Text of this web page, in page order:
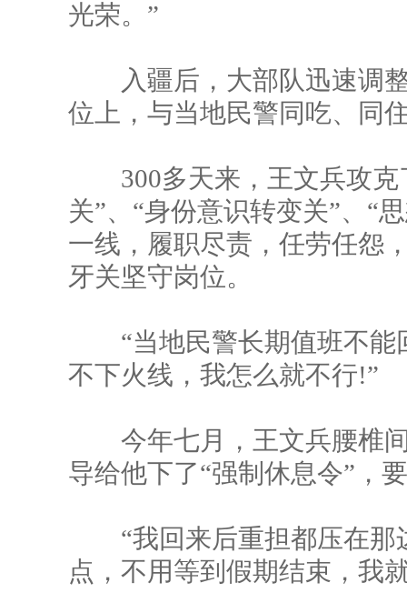
光荣。”
入疆后，大部队迅速调整
位上，与当地民警同吃、同
300多天来，王文兵攻克
关”、“身份意识转变关”、“
一线，履职尽责，任劳任怨
牙关坚守岗位。
“当地民警长期值班不能
不下火线，我怎么就不行!”
今年七月，王文兵腰椎间
导给他下了“强制休息令”，
“我回来后重担都压在那
点，不用等到假期结束，我